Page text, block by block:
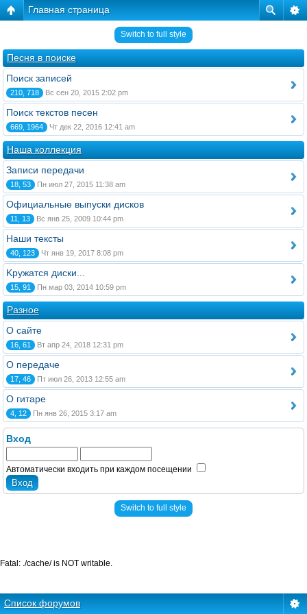
Главная страница
Switch to full style
Песня в поиске
Поиск записей
210, 718 Вс сен 20, 2015 2:02 pm
Поиск текстов песен
669, 1964 Чт дек 22, 2016 12:41 am
Наша коллекция
Записи передачи
18, 53 Пн июл 27, 2015 11:38 am
Официальные выпуски дисков
11, 13 Вс янв 25, 2009 10:44 pm
Наши тексты
40, 123 Чт янв 19, 2017 8:08 pm
Kружатся диски...
15, 91 Пн мар 03, 2014 10:59 pm
Разное
О сайте
16, 61 Вт апр 24, 2018 12:31 pm
О передаче
17, 46 Пт июл 26, 2013 12:55 am
О гитаре
4, 12 Пн янв 26, 2015 3:17 am
Вход
Автоматически входить при каждом посещении
Switch to full style
Список форумов
Fatal: ./cache/ is NOT writable.